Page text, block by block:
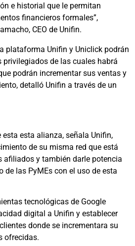
e historial que le permitan
financieros formales”,
CEO de Unifin.
plataforma Unifin y Uniclick podrán
de las cuales habrá
podrán incrementar sus ventas y
detalló Unifin a través de un
esta esta alianza, señala Unifin,
de su misma red que está
afiliados y también darle potencia
de las PyMEs con el uso de esta
tecnológicas de Google
digital a Unifin y establecer
donde se incrementara su
ofrecidas.